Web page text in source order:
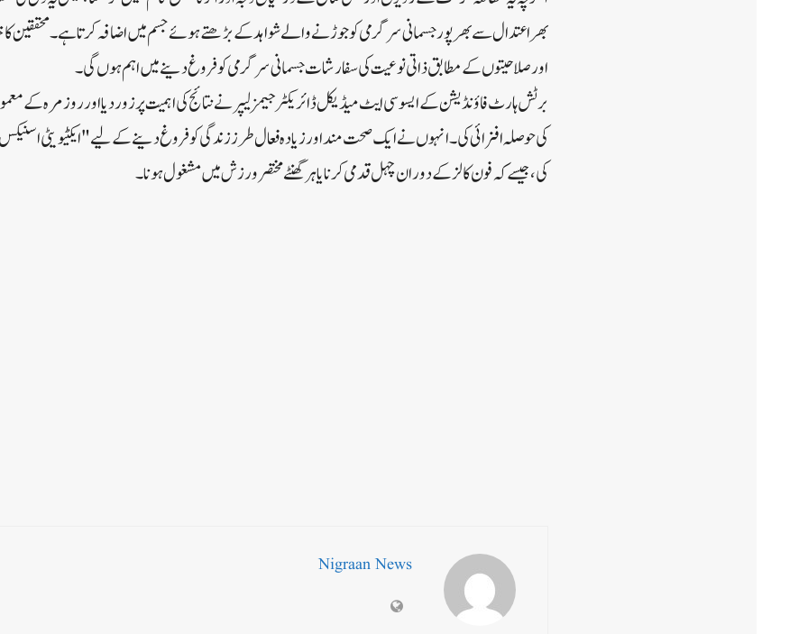
بھر اعتدال سے بھرپور جسمانی سرگرمی کو جوڑنے والے شواہد کے بڑھتے ہوئے جسم میں اضافہ کرتا ہے۔ محققین
اور صلاحیتوں کے مطابق ذاتی نوعیت کی سفارشات جسمانی سرگرمی کو فروغ دینے میں اہم ہوں گی۔
برٹش ہارٹ فاؤنڈیشن کے ایسوسی ایٹ میڈیکل ڈائریکٹر جیمز لیپر نے نتائج کی اہمیت پر زور دیا اور روزمرہ کے
کی حوصلہ افزائی کی۔ انہوں نے ایک صحت مند اور زیادہ فعال طرز زندگی کو فروغ دینے کے لیے "ایکٹیویٹی
کی، جیسے کہ فون کالز کے دوران چہل قدمی کرنا یا ہر گھنٹے مختصر ورزش میں مشغول ہونا۔
Nigraan News